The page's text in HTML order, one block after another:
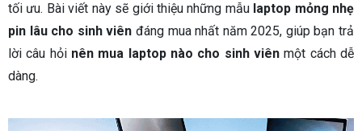
tối ưu. Bài viết này sẽ giới thiệu những mẫu laptop mỏng nhẹ
pin lâu cho sinh viên đáng mua nhất năm 2025, giúp bạn trả
lời câu hỏi nên mua laptop nào cho sinh viên một cách dễ
dàng.